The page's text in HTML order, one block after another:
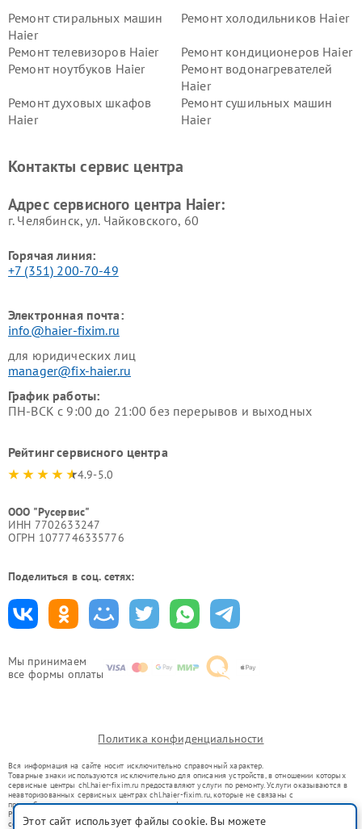
Мы принимаем
все формы оплаты
Ремонт стиральных машин
Haier
Ремонт холодильников Haier
Ремонт телевизоров Haier
Ремонт кондиционеров Haier
Ремонт ноутбуков Haier
Ремонт водонагревателей
Haier
Ремонт духовых шкафов
Haier
Ремонт сушильных машин
Haier
Ремонт роботов-пылесосов
Ремонт посудомоечных
Контакты сервис центра
Адрес сервисного центра Haier:
г. Челябинск, ул. Чайковского, 60
Горячая линия:
+7 (351) 200-70-49
Электронная почта:
info@haier-fixim.ru
для юридических лиц
manager@fix-haier.ru
График работы:
ПН-ВСК с 9:00 до 21:00 без перерывов и выходных
Рейтинг сервисного центра
4.9-5.0
ООО "Русервис"
ИНН 7702633247
ОГРН 1077746335776
Поделиться в соц. сетях:
Политика конфиденциальности
Вся информация на сайте носит исключительно справочный характер.
Товарные знаки используются исключительно для описания устройств, в отношении которых
сервисные центры chl.haier-fixim.ru предоставляют услуги по ремонту. Услуги оказываются в
неавторизованных сервисных центрах chl.haier-fixim.ru, которые не связаны с
правообладателями товарных знаков или их официальными представителями.
Ремонт осуществляется для устройств, уже введенных в гражданский оборот в соответствии
со статьей 1487 ГК РФ.
Этот сайт использует файлы cookie. Вы можете